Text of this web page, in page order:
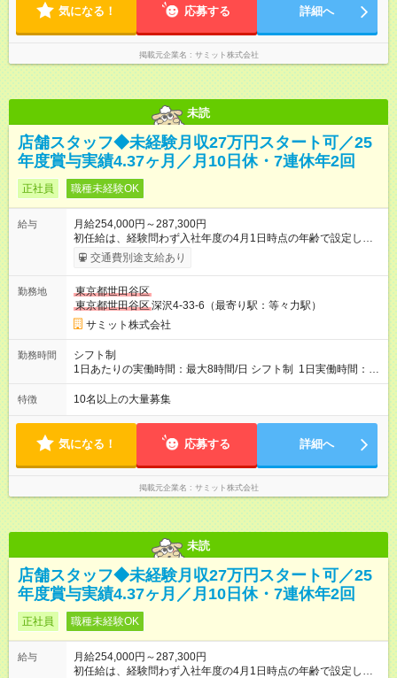
気になる！ 応募する 詳細へ
掲載元企業名 サミット株式会社
未読
店舗スタッフ◆未経験月収27万円スタート可／25
年度賞与実績4.37ヶ月／月10日休・7連休年2回
正社員 職種未経験OK
給与
月給254,000円～287,300円
初任給は、経験問わず入社年度の4月1日時点の年齢で設定しま
す。 ■27歳以上：月給28万7300円 ■26歳 ：月給28万3300
円 ■25歳 ：月給27万9300円 ■24歳 ：月給27万5300円
歳 ：月給26万円 ■20歳 ：月給25万4000円 ■キャリアパ
スについて■ 配属後は経験を積み、サブチーフ・チーフ（部門運
営責任者）を目指します。 チーフは接客や作業のほか、販売計
画や売場作り、社員教育も担当。副店長・店長へ昇進すれば給
与も大幅アップします。 また年1回キャリア希望を出せ、商品
部・営業企画部・総務部・経理部など本部スタッフへの挑戦も
発・経理部への異動例もあり、自身の可能性を広げられる環境
です！ 【試用期間】試用期間あり 試用期間の長さ：3ヶ月 雇用
形態、給与は本採用時と同じです。
交通費別途支給あり
勤務地
東京都世田谷区
東京都世田谷区深沢4-33-6（最寄り駅：等々力駅）
サミット株式会社
勤務時間
シフト制
1日あたりの実働時間：最大8時間/日 シフト制 1日実働時間：最
大8時間(休憩1時間) 月10日休 【シフト例】 8:00～17:00 10:00
～19:00 12:00～21:00 ほか 深夜営業店舗(22時～25時閉店)に
めの深夜勤務はありません。 月平均残業時間20～30h程度
特徴 10名以上の大量募集
気になる！ 応募する 詳細へ
掲載元企業名 サミット株式会社
未読
店舗スタッフ◆未経験月収27万円スタート可／25
年度賞与実績4.37ヶ月／月10日休・7連休年2回
正社員 職種未経験OK
給与
月給254,000円～287,300円
初任給は、経験問わず入社年度の4月1日時点の年齢で設定しま